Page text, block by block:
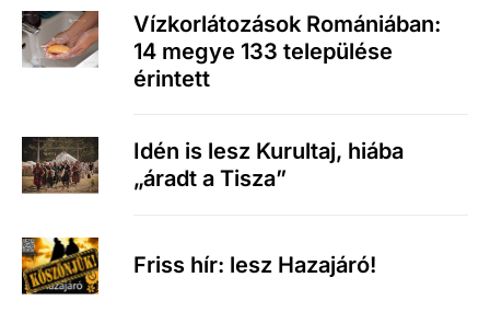
Vízkorlátozások Romániában:
14 megye 133 települése
érintett
Idén is lesz Kurultaj, hiába
„áradt a Tisza”
Friss hír: lesz Hazajáró!